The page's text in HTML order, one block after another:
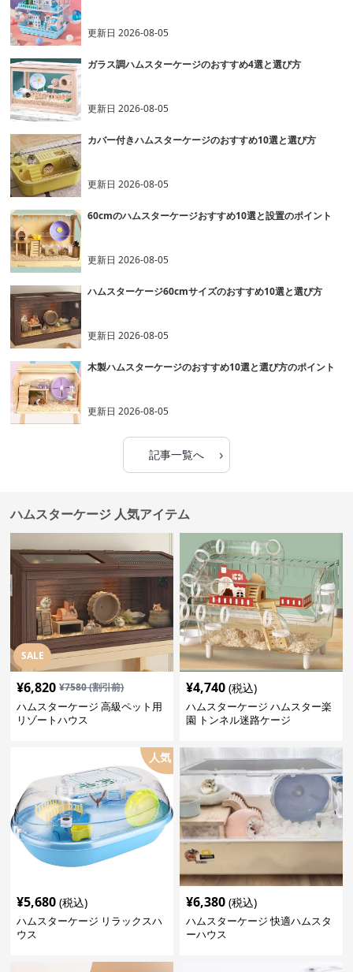
更新日2026-08-05
ガラス調ハムスターケージのおすすめ4選と選び方
更新日2026-08-05
カバー付きハムスターケージのおすすめ10選と選び方
更新日2026-08-05
60cmのハムスターケージおすすめ10選と設置のポイント
更新日2026-08-05
ハムスターケージ60cmサイズのおすすめ10選と選び方
更新日2026-08-05
木製ハムスターケージのおすすめ10選と選び方のポイント
更新日2026-08-05
記事一覧へ ›
ハムスターケージ 人気アイテム
SALE
¥6,820 ¥7580(割引前)
ハムスターケージ 高級ペット用
リゾートハウス
¥4,740 (税込)
ハムスターケージ ハムスター楽
園 トンネル迷路ケージ
人気
¥5,680 (税込)
ハムスターケージ リラックスハ
ウス
¥6,380 (税込)
ハムスターケージ 快適ハムスタ
ーハウス